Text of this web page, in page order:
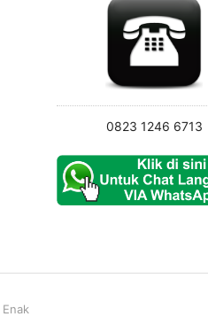
0823 1246 6713